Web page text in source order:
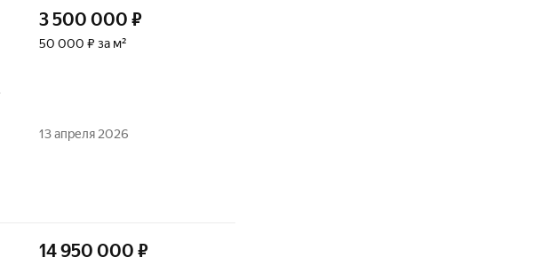
3 500 000 ₽
50 000 ₽ за м²
13 апреля 2026
14 950 000 ₽